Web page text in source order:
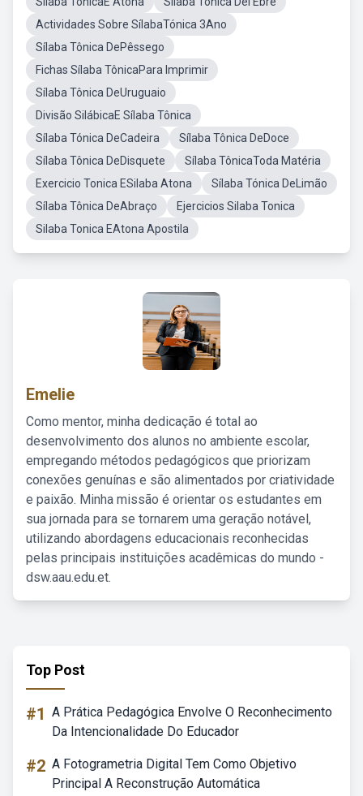
Actividades Sobre SílabaTónica 3Ano
Sílaba Tônica DePêssego
Fichas Sílaba TônicaPara Imprimir
Sílaba Tônica DeUruguaio
Divisão SilábicaE Sílaba Tônica
Sílaba Tónica DeCadeira
Sílaba Tônica DeDoce
Sílaba Tônica DeDisquete
Sílaba TônicaToda Matéria
Exercicio Tonica ESilaba Atona
Sílaba Tónica DeLimão
Sílaba Tônica DeAbraço
Ejercicios Silaba Tonica
Silaba Tonica EAtona Apostila
Emelie
Como mentor, minha dedicação é total ao
desenvolvimento dos alunos no ambiente escolar,
empregando métodos pedagógicos que priorizam
conexões genuínas e são alimentados por criatividade
e paixão. Minha missão é orientar os estudantes em
sua jornada para se tornarem uma geração notável,
utilizando abordagens educacionais reconhecidas
pelas principais instituições acadêmicas do mundo -
dsw.aau.edu.et.
Top Post
#1 A Prática Pedagógica Envolve O Reconhecimento
Da Intencionalidade Do Educador
#2 A Fotogrametria Digital Tem Como Objetivo
Principal A Reconstrução Automática